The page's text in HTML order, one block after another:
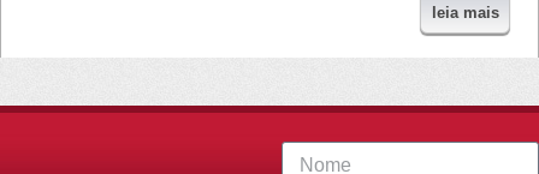
leia mais